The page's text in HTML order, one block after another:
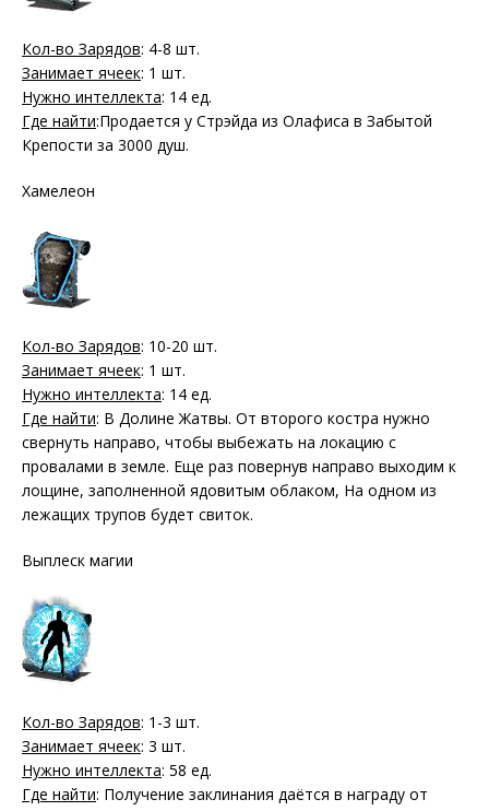
Кол-во Зарядов: 4-8 шт.
Занимает ячеек: 1 шт.
Нужно интеллекта: 14 ед.
Где найти:Продается у Стрэйда из Олафиса в Забытой
Крепости за 3000 душ.
Хамелеон
Кол-во Зарядов: 10-20 шт.
Занимает ячеек: 1 шт.
Нужно интеллекта: 14 ед.
Где найти: В Долине Жатвы. От второго костра нужно
свернуть направо, чтобы выбежать на локацию с
провалами в земле. Еще раз повернув направо выходим к
лощине, заполненной ядовитым облаком, На одном из
лежащих трупов будет свиток.
Выплеск магии
Кол-во Зарядов: 1-3 шт.
Занимает ячеек: 3 шт.
Нужно интеллекта: 58 ед.
Где найти: Получение заклинания даётся в награду от